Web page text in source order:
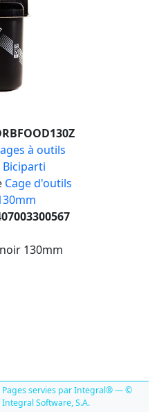
à outils
Biciparti
Cage d'outils
130mm
Pages servies par Integral® — ©
Integral Software, S.A.